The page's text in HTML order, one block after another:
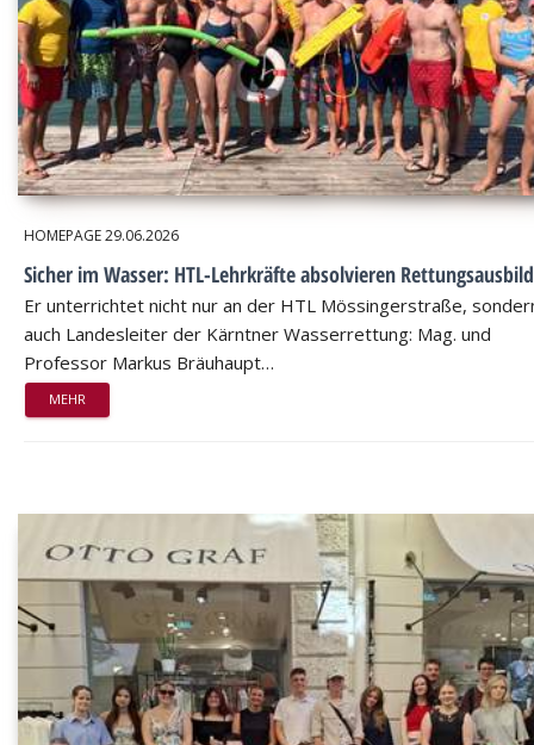
HOMEPAGE29.06.2026
Sicher im Wasser: HTL-Lehrkräfte absolvieren
Er unterrichtet nicht nur an der HTL Mössingerstraße,
auch Landesleiter der Kärntner Wasserrettung: Mag. und
Professor Markus Bräuhaupt…
MEHR